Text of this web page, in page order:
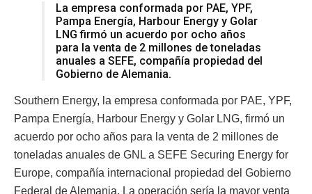
La empresa conformada por PAE, YPF,
Pampa Energía, Harbour Energy y Golar
LNG firmó un acuerdo por ocho años
para la venta de 2 millones de toneladas
anuales a SEFE, compañía propiedad del
Gobierno de Alemania.
Southern Energy, la empresa conformada por PAE, YPF,
Pampa Energía, Harbour Energy y Golar LNG, firmó un
acuerdo por ocho años para la venta de 2 millones de
toneladas anuales de GNL a SEFE Securing Energy for
Europe, compañía internacional propiedad del Gobierno
Federal de Alemania. La operación sería la mayor venta